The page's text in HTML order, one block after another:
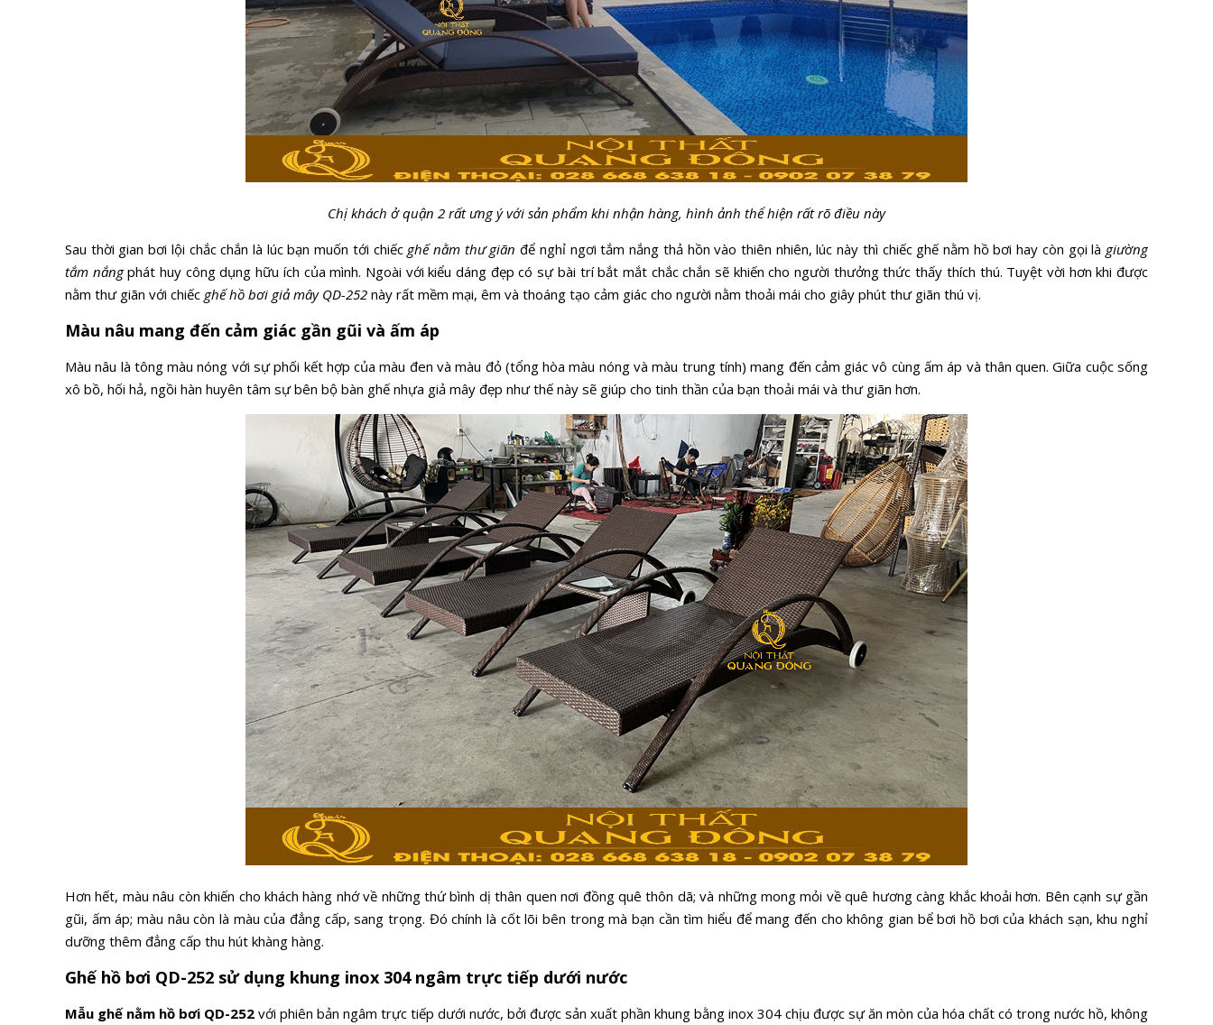
Chị khách ở quận 2 rất ưng ý với sản phẩm khi nhận hàng, hình ảnh thể hiện rất rõ điều này
Sau thời gian bơi lội chắc chắn là lúc bạn muốn tới chiếcghế nằm thư giãn để nghỉ ngơi tắm nắng thả hồn vào thiên nhiên, lúc này thì chiếc ghế nằm hồ bơi hay còn gọi là giường
tắm nắngphát huy công dụng hữu ích của mình. Ngoài với kiểu dáng đẹp có sự bài trí bắt mắt chắc chắn sẽ khiến cho người thưởng thức thấy thích thú. Tuyệt vời hơn khi được
nằm thư giãn với chiếc ghế hồ bơi giả mây QD-252 này rất mềm mại, êm và thoáng tạo cảm giác cho người nằm thoải mái cho giây phút thư giãn thú vị.
Màu nâu mang đến cảm giác gần gũi và ấm áp
Màu nâu là tông màu nóng với sự phối kết hợp của màu đen và màu đỏ (tổng hòa màu nóng và màu trung tính) mang đến cảm giác vô cùng ấm áp và thân quen. Giữa cuộc sống
xô bồ, hối hả, ngồi hàn huyên tâm sự bên bộ bàn ghế nhựa giả mây đẹp như thế này sẽ giúp cho tinh thần của bạn thoải mái và thư giãn hơn.
Hơn hết, màu nâu còn khiến cho khách hàng nhớ về những thứ bình dị thân quen nơi đồng quê thôn dã; và những mong mỏi về quê hương càng khắc khoải hơn. Bên cạnh sự gần
gũi, ấm áp; màu nâu còn là màu của đẳng cấp, sang trọng. Đó chính là cốt lõi bên trong mà bạn cần tìm hiểu để mang đến cho không gian bể bơi hồ bơi của khách sạn, khu nghỉ
dưỡng thêm đẳng cấp thu hút khàng hàng.
Ghế hồ bơi QD-252 sử dụng khung inox 304 ngâm trực tiếp dưới nước
Mẫu ghế nằm hồ bơi QD-252 với phiên bản ngâm trực tiếp dưới nước, bởi được sản xuất phần khung bằng inox 304 chịu được sự ăn mòn của hóa chất có trong nước hồ, không